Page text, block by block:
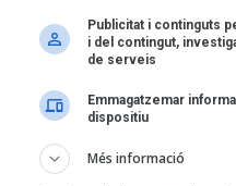
"Amb tu"
Publicitat i continguts
i del contingut,
de serveis
Emmagatzemar
dispositiu
Més informació